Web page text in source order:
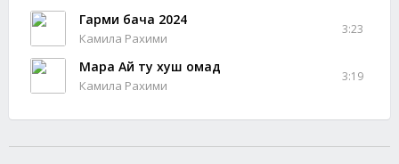
Гарми бача 2024
Камила Рахими
3:23
Мара Ай ту хуш омад
Камила Рахими
3:19